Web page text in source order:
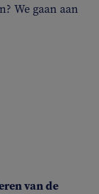
? We gaan aan
van de